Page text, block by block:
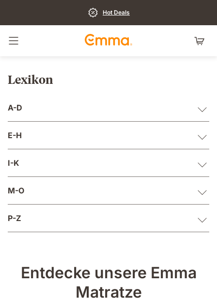
Hot Deals
Navigation umschalten
Lexikon
A-D
E-H
I-K
M-O
P-Z
Entdecke unsere Emma
Matratze